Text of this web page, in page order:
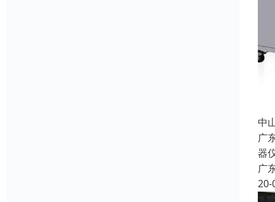
中
广
器
广
20-